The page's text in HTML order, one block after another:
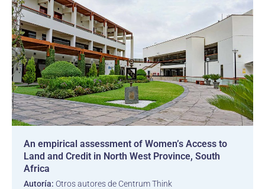
An empirical assessment of Women’s Access to
Land and Credit in North West Province, South
Africa
Autoría: Otros autores de Centrum Think